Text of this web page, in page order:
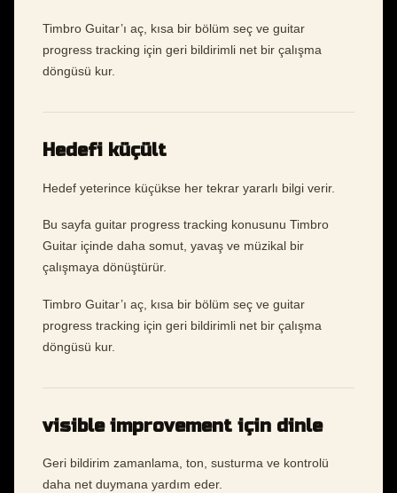
Timbro Guitar’ı aç, kısa bir bölüm seç ve guitar
progress tracking için geri bildirimli net bir çalışma
döngüsü kur.
Hedefi küçült
Hedef yeterince küçükse her tekrar yararlı bilgi verir.
Bu sayfa guitar progress tracking konusunu Timbro
Guitar içinde daha somut, yavaş ve müzikal bir
çalışmaya dönüştürür.
Timbro Guitar’ı aç, kısa bir bölüm seç ve guitar
progress tracking için geri bildirimli net bir çalışma
döngüsü kur.
visible improvement için dinle
Geri bildirim zamanlama, ton, susturma ve kontrolü
daha net duymana yardım eder.